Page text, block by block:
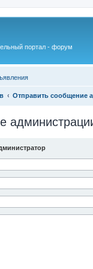
портал - форум
Отправить сообщение